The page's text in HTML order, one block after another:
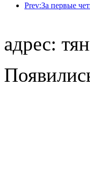
адрес: